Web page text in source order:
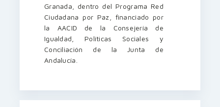
Granada, dentro del Programa Red
Ciudadana por Paz, financiado por
la AACID de la Consejería de
Igualdad, Políticas Sociales y
Conciliación de la Junta de
Andalucía.